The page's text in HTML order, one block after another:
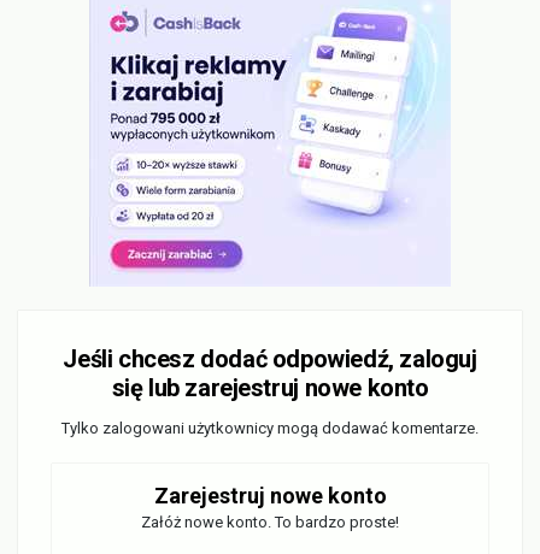
Jeśli chcesz dodać odpowiedź, zaloguj
się lub zarejestruj nowe konto
Tylko zalogowani użytkownicy mogą dodawać komentarze.
Zarejestruj nowe konto
Załóż nowe konto. To bardzo proste!